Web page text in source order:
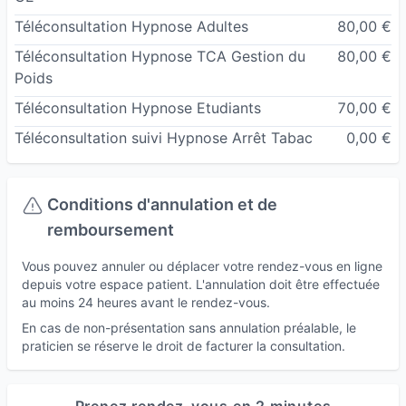
ne pas y arriver, de ne pas être en capacité de
cigarette, peur de prendre du poids.
Cette dépendance au tabac vous empêche de
depuis de longues années et met en péril votre
transformer cette lutte quotidienne en une
celles et ceux qui souhaitent réellement se libérer
du tabac, préserver leur santé et rassurer
significatives, ressentir de la fierté et retrouver de
accompagnement décisif et durable.
Troubles du sommeil, insomnies :
Plus d’un tiers de la population souffre de troubles
sommeil par intermittence, des réveils nocturnes.
Téléconsultation Hypnose Adultes
80,00 €
Téléconsultation Hypnose TCA Gestion du
Poids
80,00 €
Téléconsultation Hypnose Etudiants
70,00 €
Téléconsultation suivi Hypnose Arrêt Tabac
0,00 €
Conditions d'annulation et de
remboursement
Vous pouvez annuler ou déplacer votre rendez-vous en ligne
depuis votre espace patient. L'annulation doit être effectuée
au moins 24 heures avant le rendez-vous.
En cas de non-présentation sans annulation préalable, le
praticien se réserve le droit de facturer la consultation.